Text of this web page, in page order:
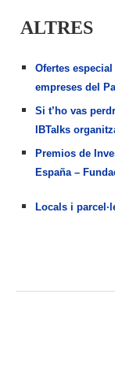
ALTRES
Ofertes
empreses del
Si t’ho vas
IBTalks
Premios de
España –
Locals i